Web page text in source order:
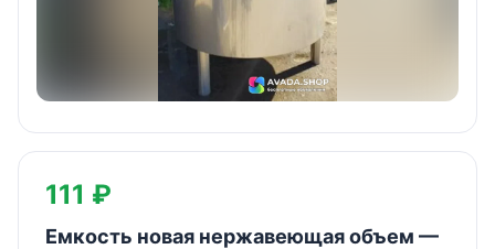
111 ₽
Емкость новая нержавеющая объем —